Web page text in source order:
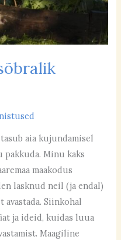
aia kujundamisel
pakkuda. Minu kaks
maakodus
lasknud neil (ja endal)
Siinkohal
ja ideid, kuidas luua
Maagiline